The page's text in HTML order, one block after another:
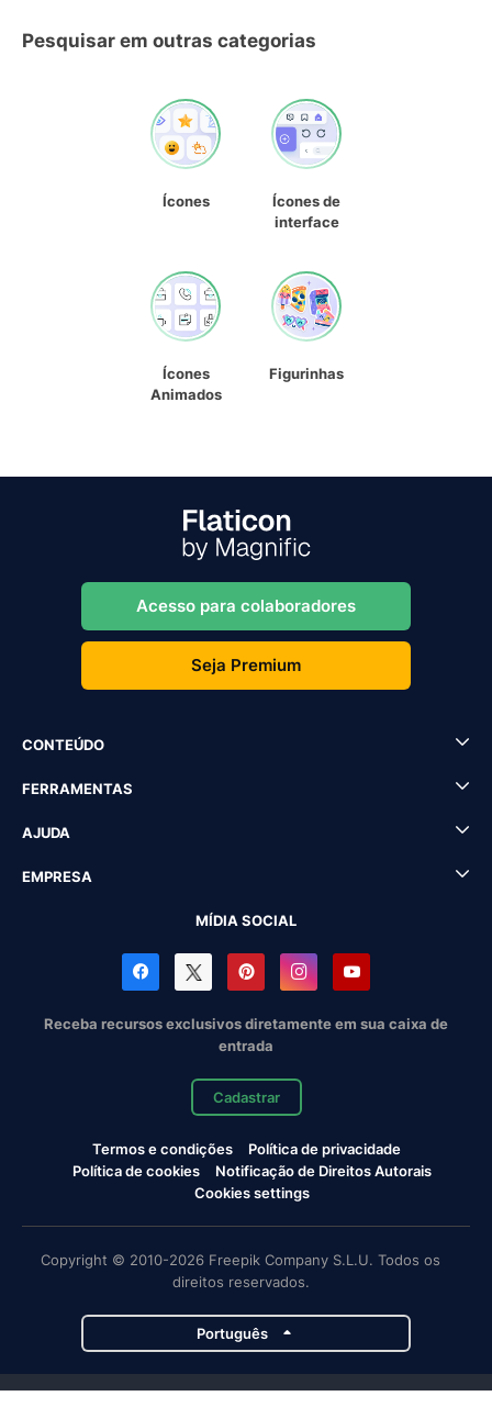
Pesquisar em outras categorias
Ícones
Ícones de
interface
Ícones
Animados
Figurinhas
Acesso para colaboradores
Seja Premium
CONTEÚDO
FERRAMENTAS
AJUDA
EMPRESA
MÍDIA SOCIAL
Receba recursos exclusivos diretamente em sua caixa de
entrada
Cadastrar
Termos e condições
Política de privacidade
Política de cookies
Notificação de Direitos Autorais
Cookies settings
Copyright © 2010-2026 Freepik Company S.L.U. Todos os
direitos reservados.
Português